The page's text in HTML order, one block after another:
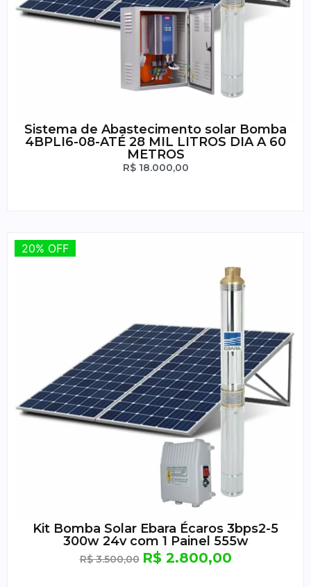
Sistema de Abastecimento solar Bomba
4BPLI6-08-ATÉ 28 MIL LITROS DIA A 60
METROS
R$18.000,00
20% OFF
20% OFF
Kit Bomba Solar Ebara Écaros 3bps2-5
300w 24v com 1 Painel 555w
R$3.500,00 R$2.800,00